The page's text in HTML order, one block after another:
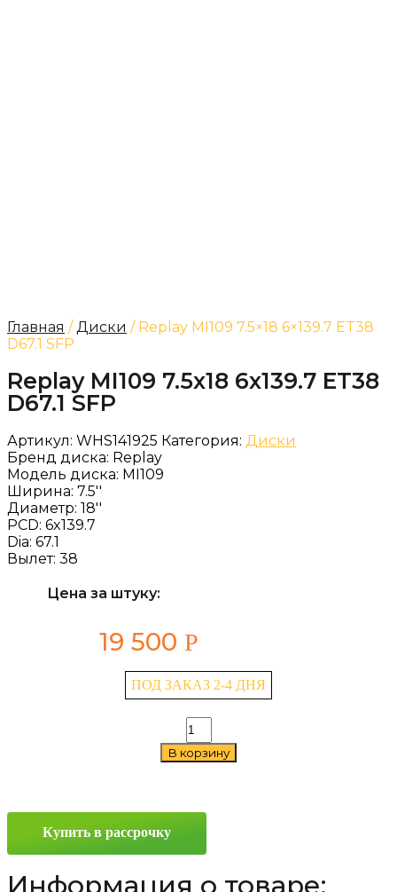
Главная /Диски / Replay MI109 7.5×18 6×139.7 ET38
D67.1 SFP
Replay MI109 7.5x18 6x139.7 ET38
D67.1 SFP
Артикул: WHS141925 Категория: Диски
Бренд диска: Replay
Модель диска: MI109
Ширина: 7.5''
Диаметр: 18''
PCD: 6x139.7
Dia: 67.1
Вылет: 38
Цена за штуку:
19 500 Р
ПОД ЗАКАЗ 2-4 ДНЯ
Количество
товара
Replay
ET38
SFP
В корзину
Купить в рассрочку
Информация о товаре: